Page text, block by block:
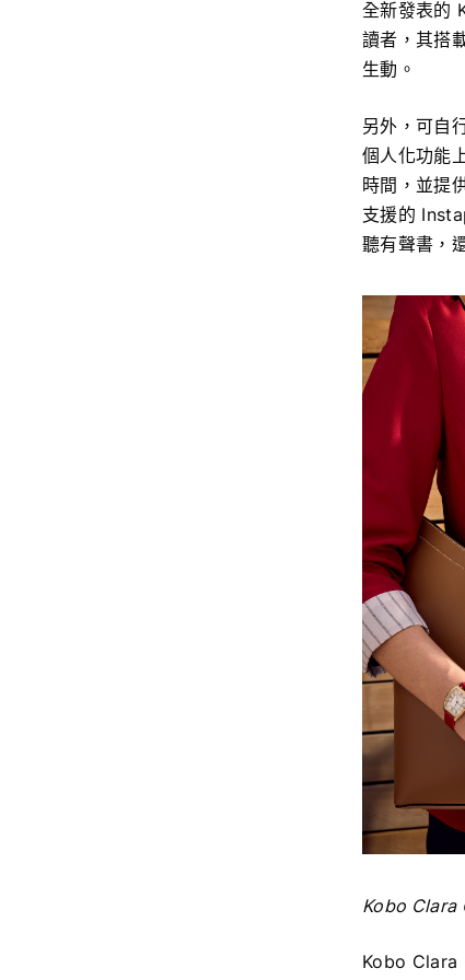
全新發表的
讀者，其搭
生動。
另外，可自
個人化功能
時間，並提
支援的
聽有聲書，
Kobo Clara
Kobo Clara